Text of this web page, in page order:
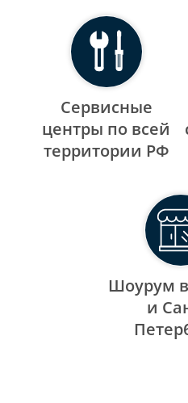
Сервисные
центры по всей
территории РФ
Шоурум
и